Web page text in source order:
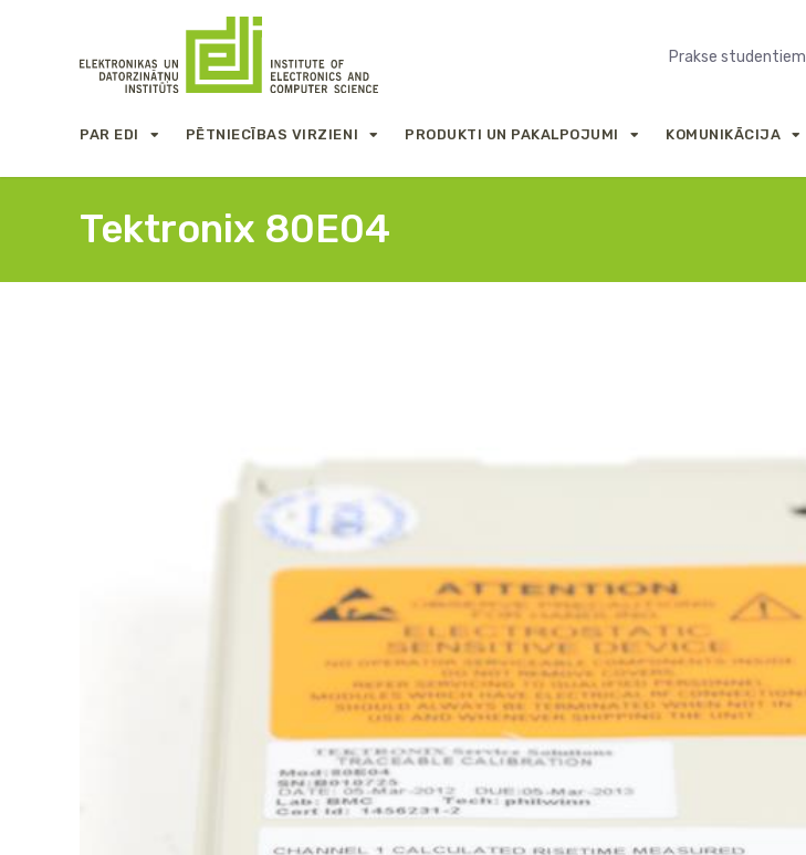
Prakse studentiem
PAR EDI PĒTNIECĪBAS VIRZIENI PRODUKTI UN PAKALPOJUMI KOMUNIKĀCIJA
Tektronix 80E04